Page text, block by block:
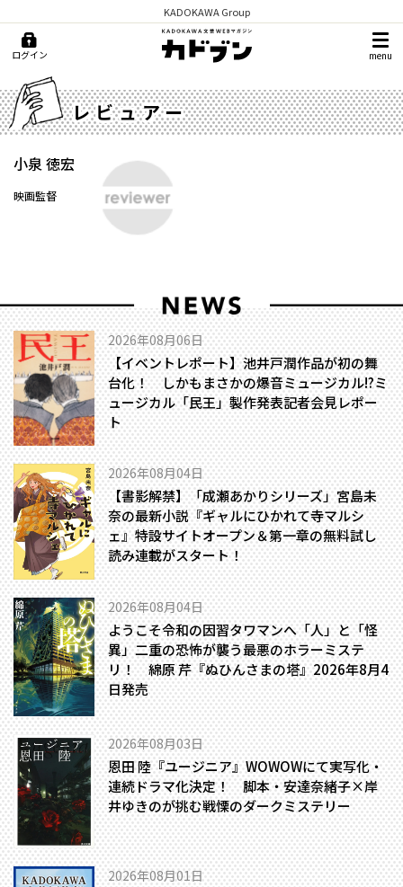
KADOKAWA Group
ログイン menu
レビュアー
小泉 徳宏
映画監督
2026年08月06日
【イベントレポート】池井戸潤作品が初の舞
台化！ しかもまさかの爆音ミュージカル!?――ミ
ュージカル「民王」製作発表記者会見レポー
ト
2026年08月04日
【書影解禁】「成瀬あかりシリーズ」宮島未
奈の最新小説『ギャルにひかれて寺マルシ
ェ』特設サイトオープン＆第一章の無料試し
読み連載がスタート！
2026年08月04日
ようこそ令和の因習タワマンへ――「人」と「怪
異」二重の恐怖が襲う最悪のホラーミステ
リ！ 綿原 芹『ぬひんさまの塔』2026年8月4
日発売
2026年08月03日
恩田 陸『ユージニア』WOWOWにて実写化・
連続ドラマ化決定！ 脚本・安達奈緒子×岸
井ゆきのが挑む戦慄のダークミステリー
2026年08月01日